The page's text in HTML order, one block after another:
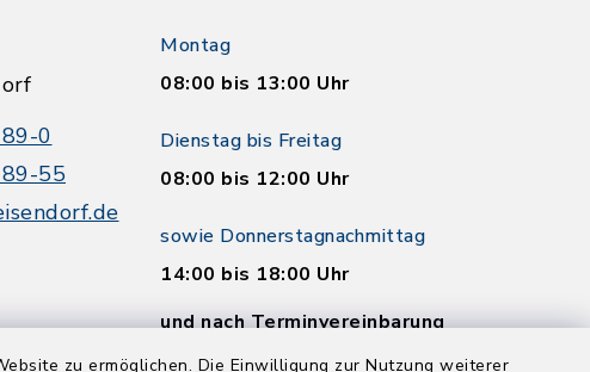
zu ermöglichen. Die Einwilligung zur Nutzung weiterer
0
55
Montag
08:00 bis 13:00 Uhr
Dienstag bis Freitag
08:00 bis 12:00 Uhr
sowie Donnerstagnachmittag
14:00 bis 18:00 Uhr
und nach Terminvereinbarung